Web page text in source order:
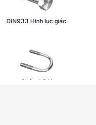
DIN933 Hình lục giác
Chốt chữ U